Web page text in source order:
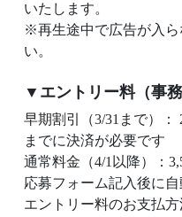
いたします。
※再生途中で広告が入ら
い。
▼エントリー料（事務
早期割引（3/31まで）
までに決済が必要です
通常料金（4/1以降）：
応募フォーム記入後に
エントリー料のお支払